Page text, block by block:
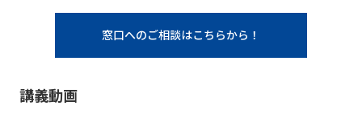
窓口へのご相談はこちらから！
講義動画